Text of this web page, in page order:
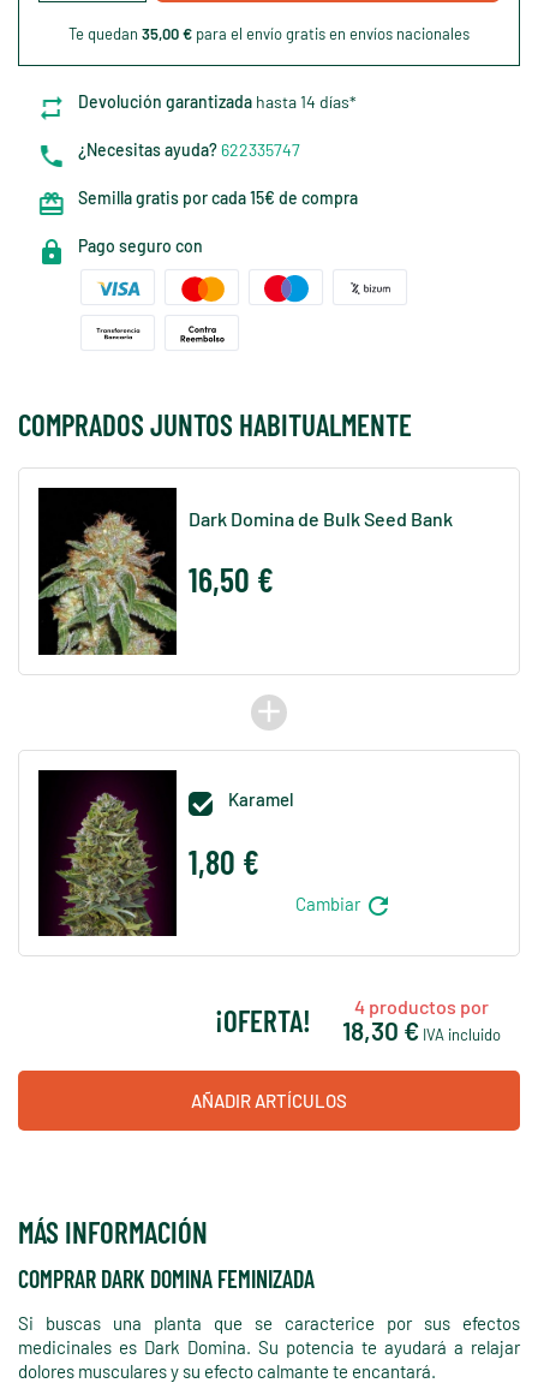
Te quedan 35,00 € para el envío gratis en envíos nacionales
Devolución garantizada hasta 14 días*
¿Necesitas ayuda?622335747
Semilla gratis por cada 15€ de compra
Pago seguro con
COMPRADOS JUNTOS HABITUALMENTE
Dark Domina de Bulk Seed Bank
16,50 €
add
 Karamel
1,80 €
Cambiar refresh
¡OFERTA! 4 productos por
18,30 € IVA incluido
AÑADIR ARTÍCULOS
MÁS INFORMACIÓN
COMPRAR DARK DOMINA FEMINIZADA
Si buscas una planta que se caracterice por sus efectos
medicinales es Dark Domina. Su potencia te ayudará a relajar
dolores musculares y su efecto calmante te encantará.